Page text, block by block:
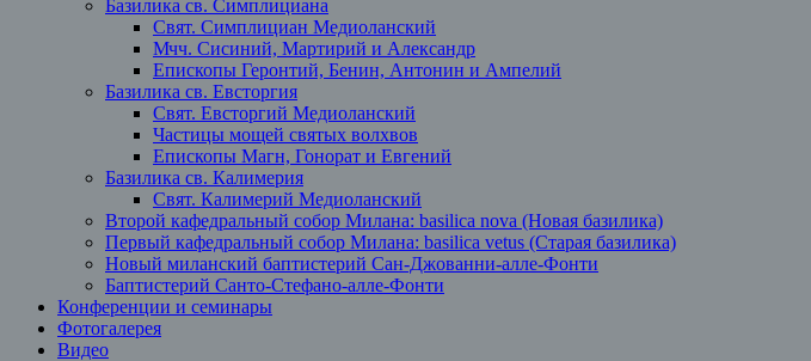
Базилика св. Симплициана
Свят. Симплициан Медиоланский
Мчч. Сисиний, Мартирий и Александр
Епископы Геронтий, Бенин, Антонин и Ампелий
Базилика св. Евсторгия
Свят. Евсторгий Медиоланский
Частицы мощей святых волхвов
Епископы Магн, Гонорат и Евгений
Базилика св. Калимерия
Свят. Калимерий Медиоланский
Второй кафедральный собор Милана: basilica nova (Новая базилика)
Первый кафедральный собор Милана: basilica vetus (Старая базилика)
Новый миланский баптистерий Сан-Джованни-алле-Фонти
Баптистерий Санто-Стефано-алле-Фонти
Конференции и семинары
Фотогалерея
Видео